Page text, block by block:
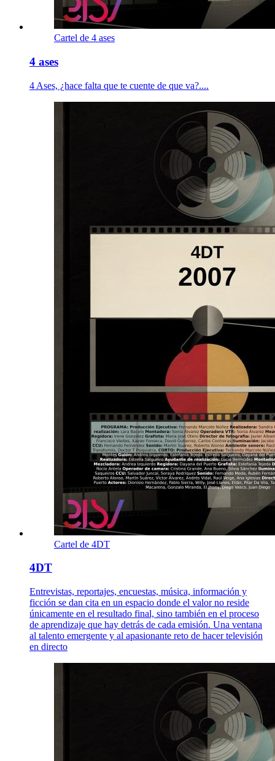
Cartel de 4 ases
4 ases
4 Ases, ¿hace falta que te cuente de que va?....
Cartel de 4DT
4DT
Entrevistas, reportajes, encuestas, música, información y
ficción se dan cita en un espacio donde el valor no reside
únicamente en el resultado final, sino también en el proceso
de aprendizaje que hay detrás de cada emisión. Una ventana
al talento emergente y al apasionante reto de hacer televisión
en directo